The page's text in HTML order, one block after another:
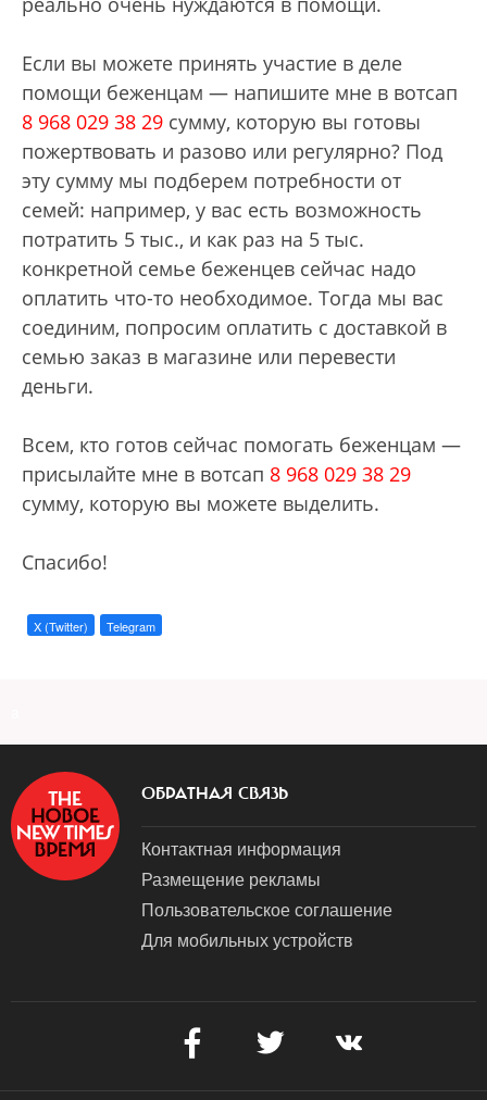
Если вы можете принять участие в деле
помощи беженцам — напишите мне в вотсап
8 968 029 38 29 сумму, которую вы готовы
пожертвовать и разово или регулярно? Под
эту сумму мы подберем потребности от
семей: например, у вас есть возможность
потратить 5 тыс., и как раз на 5 тыс.
конкретной семье беженцев сейчас надо
оплатить что-то необходимое. Тогда мы вас
соединим, попросим оплатить с доставкой в
семью заказ в магазине или перевести
деньги.
Всем, кто готов сейчас помогать беженцам —
присылайте мне в вотсап 8 968 029 38 29
сумму, которую вы можете выделить.
Спасибо!
X (Twitter) Telegram
ОБРАТНАЯ СВЯЗЬ
Контактная информация
Размещение рекламы
Пользовательское соглашение
Для мобильных устройств